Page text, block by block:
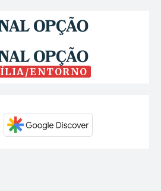
ENTORNO